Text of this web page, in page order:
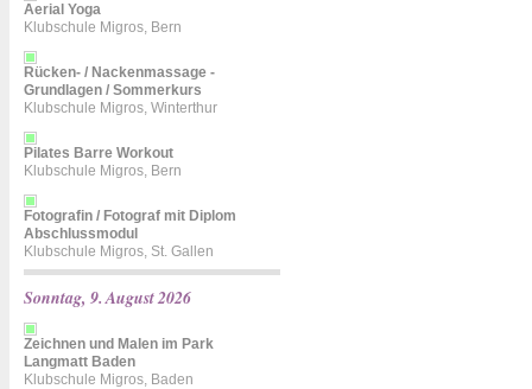
Aerial Yoga
Klubschule Migros, Bern
Rücken- / Nackenmassage -
Grundlagen / Sommerkurs
Klubschule Migros, Winterthur
Pilates Barre Workout
Klubschule Migros, Bern
Fotografin / Fotograf mit Diplom
Abschlussmodul
Klubschule Migros, St. Gallen
Sonntag, 9. August 2026
Zeichnen und Malen im Park
Langmatt Baden
Klubschule Migros, Baden